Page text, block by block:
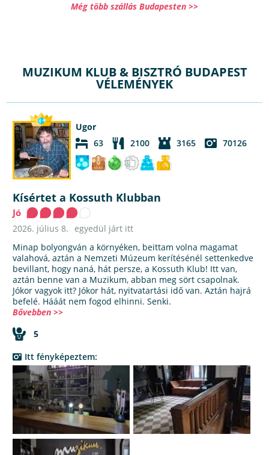
Még több szállás Budapesten >>
MUZIKUM KLUB & BISZTRÓ BUDAPEST
VÉLEMÉNYEK
Ugor
63
2100 3165 70126
Kísértet a Kossuth Klubban
Jó
2026. július 8.
egyedül járt itt
Minap bolyongván a környéken, beittam volna magamat
valahová, aztán a Nemzeti Múzeum kerítésénél settenkedve
bevillant, hogy naná, hát persze, a Kossuth Klub! Itt van,
aztán benne van a Muzikum, abban meg sört csapolnak.
Jókor vagyok itt? Jókor hát, nyitvatartási idő van. Aztán hajrá
befelé. Hááát nem fogod elhinni. Senki.
Bővebben >>
5
Itt fényképeztem: